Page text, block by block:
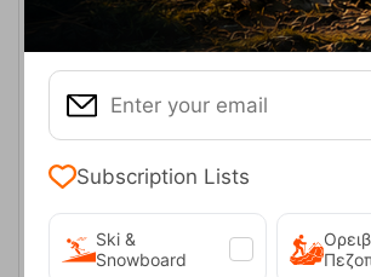
X Adventure GTX Black Ανδρικά
CODE: FRE-16952
48
SELECT VARIATION
Subscription Lists
Ski &
Snowboard